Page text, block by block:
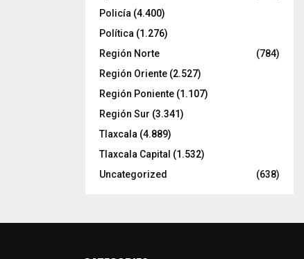
Policía (4.400)
Política (1.276)
Región Norte
(784)
Región Oriente (2.527)
Región Poniente (1.107)
Región Sur (3.341)
Tlaxcala (4.889)
Tlaxcala Capital (1.532)
Uncategorized
(638)